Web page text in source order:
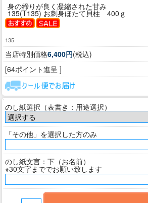
身の締りが良く凝縮された甘み
135(T135) お刺身ほたて貝柱 400ｇ
135
当店特別価格6,400円(税込)
[64ポイント進呈 ]
のし紙選択（表書き：用途選択）
「その他」を選択した方のみ
のし紙文言：下（お名前）
※30文字まででお願い致します